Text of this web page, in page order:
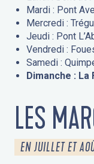
Mardi : Pont
Mercredi :
Jeudi : Pont
Vendredi :
Samedi :
Dimanche :
LES
EN JUILLET ET